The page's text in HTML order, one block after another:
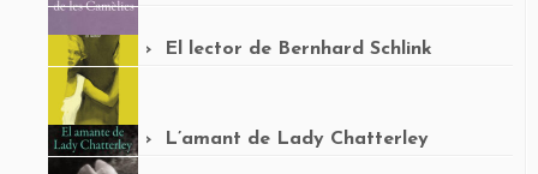
El lector de Bernhard Schlink
L’amant de Lady Chatterley